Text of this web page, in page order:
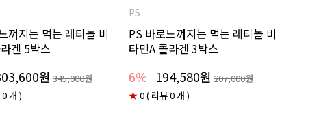
껴지는 먹는 레티놀 비
겐 5박스
원 345,000원
개 )
PS
PS 바로느껴지는 먹는 레티놀 비
타민A 콜라겐 3박스
6% 194,580원 207,000원
★0 ( 리뷰 0 개 )